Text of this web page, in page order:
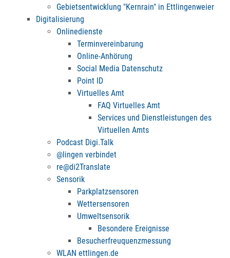
Gebietsentwicklung "Kernrain" in Ettlingenweier
Digitalisierung
Onlinedienste
Terminvereinbarung
Online-Anhörung
Social Media Datenschutz
Point ID
Virtuelles Amt
FAQ Virtuelles Amt
Services und Dienstleistungen des
Virtuellen Amts
Podcast Digi.Talk
@lingen verbindet
re@di2Translate
Sensorik
Parkplatzsensoren
Wettersensoren
Umweltsensorik
Besondere Ereignisse
Besucherfreuquenzmessung
WLAN ettlingen.de